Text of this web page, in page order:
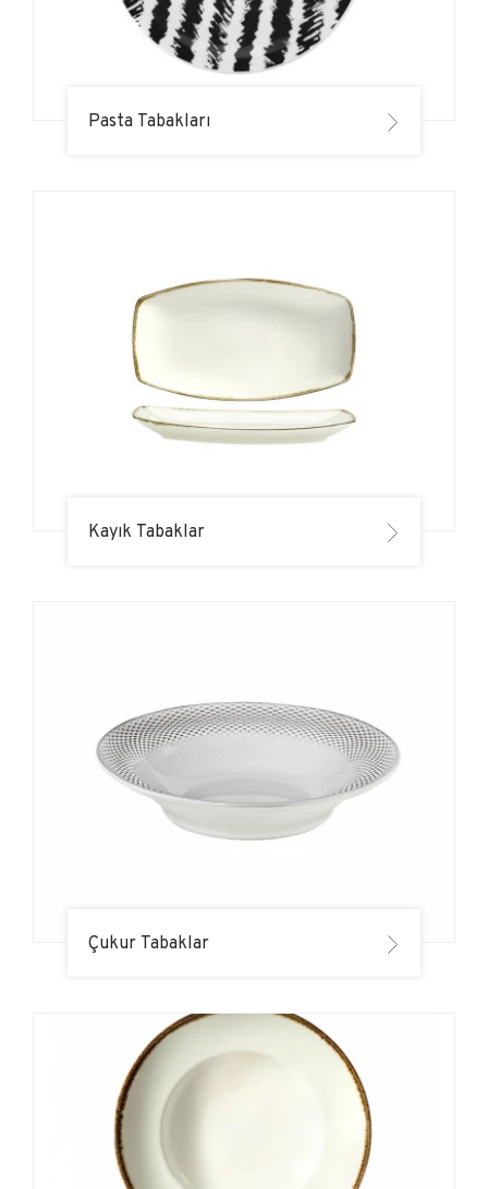
Pasta Tabakları
Kayık Tabaklar
Çukur Tabaklar